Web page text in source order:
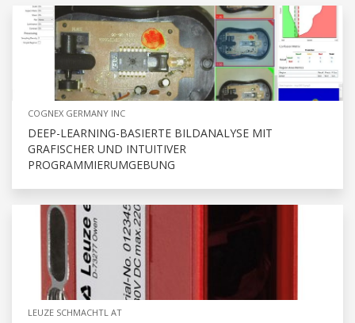
COGNEX GERMANY INC
DEEP-LEARNING-BASIERTE BILDANALYSE MIT
GRAFISCHER UND INTUITIVER
PROGRAMMIERUMGEBUNG
LEUZE SCHMACHTL AT